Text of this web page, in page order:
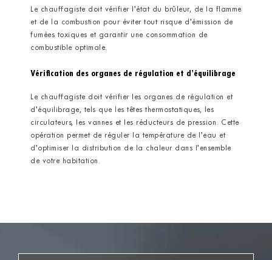
Le chauffagiste doit vérifier l’état du brûleur, de la flamme
et de la combustion pour éviter tout risque d’émission de
fumées toxiques et garantir une consommation de
combustible optimale.
Vérification des organes de régulation et d’équilibrage
Le chauffagiste doit vérifier les organes de régulation et
d’équilibrage, tels que les têtes thermostatiques, les
circulateurs, les vannes et les réducteurs de pression. Cette
opération permet de réguler la température de l’eau et
d’optimiser la distribution de la chaleur dans l’ensemble
de votre habitation.